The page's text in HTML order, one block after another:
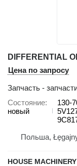
Цена по запросу
Запчасть -
Состояние
новый
130-
Польша,
HOUSE